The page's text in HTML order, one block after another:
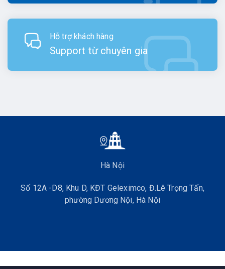
Hỗ trợ khách hàng
Support từ chuyên gia
Hà Nội
Số 12A -D8, Khu D, KĐT Geleximco, Đ.Lê Trọng Tấn,
phường Dương Nội, Hà Nội